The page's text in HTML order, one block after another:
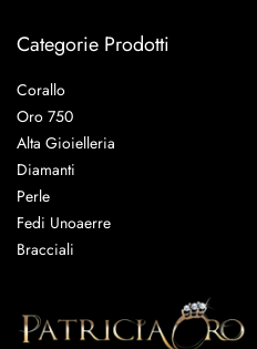
Categorie Prodotti
Corallo
Oro 750
Alta Gioielleria
Diamanti
Perle
Fedi Unoaerre
Bracciali